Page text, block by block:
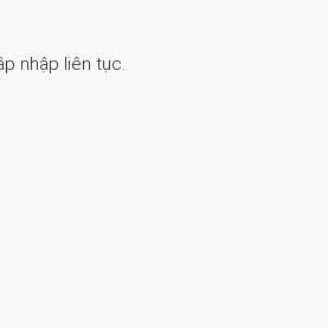
nhập liên tục.